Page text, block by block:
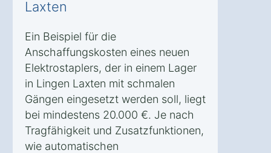
Laxten
Ein Beispiel für die
Anschaffungskosten eines neuen
Elektrostaplers, der in einem Lager
in Lingen Laxten mit schmalen
Gängen eingesetzt werden soll, liegt
bei mindestens 20.000 €. Je nach
Tragfähigkeit und Zusatzfunktionen,
wie automatischen